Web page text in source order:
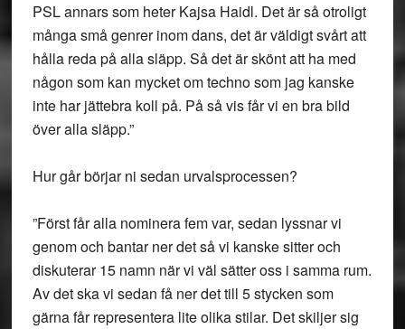
PSL annars som heter Kajsa Haidl. Det är så otroligt
många små genrer inom dans, det är väldigt svårt att
hålla reda på alla släpp. Så det är skönt att ha med
någon som kan mycket om techno som jag kanske
inte har jättebra koll på. På så vis får vi en bra bild
över alla släpp.”
Hur går börjar ni sedan urvalsprocessen?
”Först får alla nominera fem var, sedan lyssnar vi
genom och bantar ner det så vi kanske sitter och
diskuterar 15 namn när vi väl sätter oss i samma rum.
Av det ska vi sedan få ner det till 5 stycken som
gärna får representera lite olika stilar. Det skiljer sig